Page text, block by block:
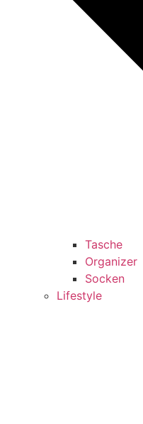
Tasche
Organizer
Socken
Lifestyle